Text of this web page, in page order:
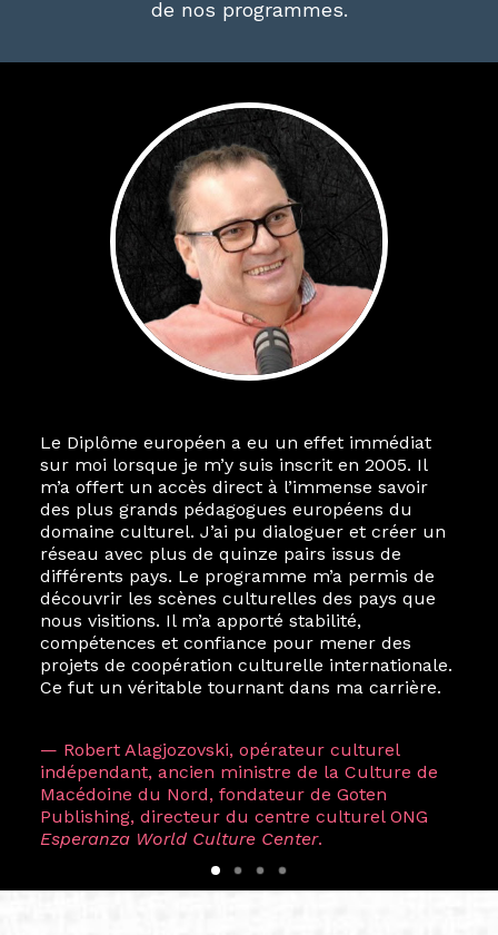
de nos programmes.
Le Diplôme européen a eu un effet immédiat
sur moi lorsque je m’y suis inscrit en 2005. Il
m’a offert un accès direct à l’immense savoir
des plus grands pédagogues européens du
domaine culturel. J’ai pu dialoguer et créer un
réseau avec plus de quinze pairs issus de
différents pays. Le programme m’a permis de
découvrir les scènes culturelles des pays que
nous visitions. Il m’a apporté stabilité,
compétences et confiance pour mener des
projets de coopération culturelle internationale.
Ce fut un véritable tournant dans ma carrière.
— Robert Alagjozovski, opérateur culturel
indépendant, ancien ministre de la Culture de
Macédoine du Nord, fondateur de Goten
Publishing, directeur du centre culturel ONG
Esperanza World Culture Center.